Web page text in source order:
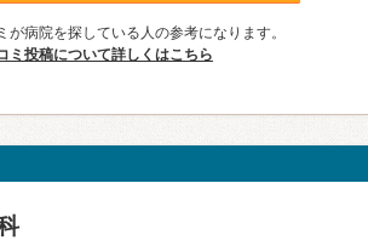
が病院を探している人の参考になります。
ミ投稿について詳しくはこちら